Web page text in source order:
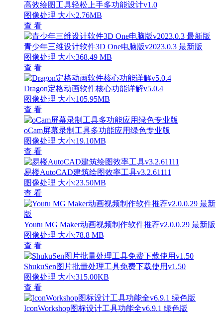
高效绘图工具轻松上手多功能设计v1.0
图像处理 大小:2.76MB
查 看
青少年三维设计软件3D One电脑版v2023.0.3 最新版
图像处理 大小:368.49 MB
查 看
Dragon定格动画软件核心功能详解v5.0.4
图像处理 大小:105.95MB
查 看
oCam屏幕录制工具多功能应用绿色专业版
图像处理 大小:19.10MB
查 看
易楼AutoCAD建筑绘图效率工具v3.2.61111
图像处理 大小:23.50MB
查 看
Youtu MG Maker动画视频制作软件推荐v2.0.0.29 最新版
图像处理 大小:78.8 MB
查 看
ShukuSen图片批量处理工具免费下载使用v1.50
图像处理 大小:315.00KB
查 看
IconWorkshop图标设计工具功能全v6.9.1 绿色版